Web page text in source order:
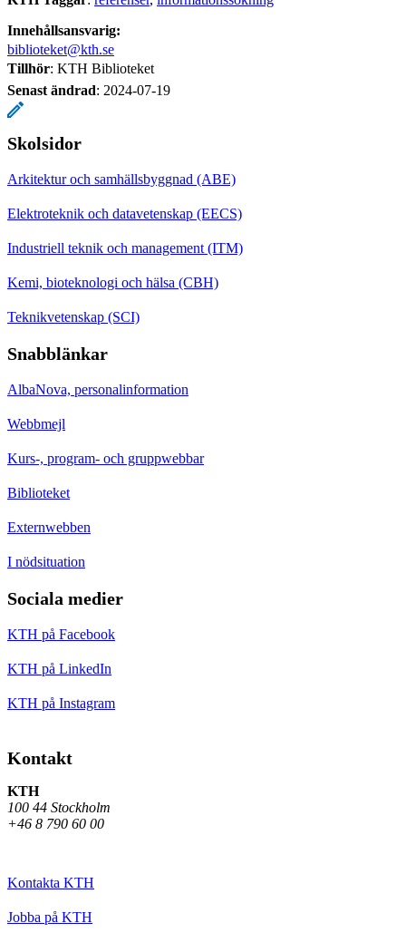
Innehållsansvarig:
biblioteket@kth.se
Tillhör: KTH Biblioteket
Senast ändrad: 2024-07-19
Skolsidor
Arkitektur och samhällsbyggnad (ABE)
Elektroteknik och datavetenskap (EECS)
Industriell teknik och management (ITM)
Kemi, bioteknologi och hälsa (CBH)
Teknikvetenskap (SCI)
Snabblänkar
AlbaNova, personalinformation
Webbmejl
Kurs-, program- och gruppwebbar
Biblioteket
Externwebben
I nödsituation
Sociala medier
KTH på Facebook
KTH på LinkedIn
KTH på Instagram
Kontakt
KTH
100 44 Stockholm
+46 8 790 60 00
Kontakta KTH
Jobba på KTH